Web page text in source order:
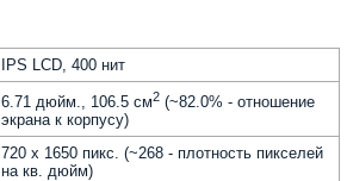
IPS LCD, 400 нит
6.71 дюйм., 106.5 см2 (~82.0% - отношение
экрана к корпусу)
720 x 1650 пикс. (~268 - плотность пикселей
на кв. дюйм)